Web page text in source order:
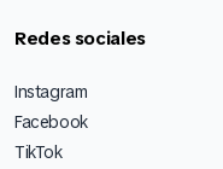
Redes sociales
Instagram
Facebook
TikTok